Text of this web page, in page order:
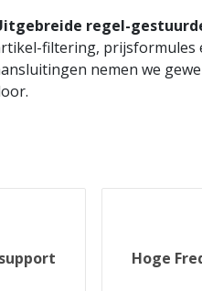
regel-
filtering, prijsformules
nemen we
Hoge